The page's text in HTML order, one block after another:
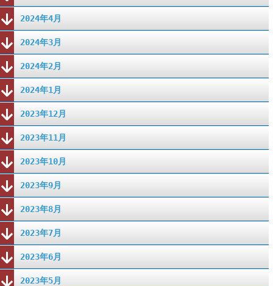
2024年4月
2024年3月
2024年2月
2024年1月
2023年12月
2023年11月
2023年10月
2023年9月
2023年8月
2023年7月
2023年6月
2023年5月